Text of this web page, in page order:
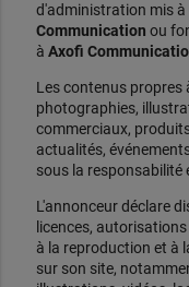
d'administration mis
Communication ou
à Axofi
Les contenus propres
photographies,
commerciaux,
actualités,
sous la responsabilité
L'annonceur déclare
licences,
à la reproduction et à
sur son site,